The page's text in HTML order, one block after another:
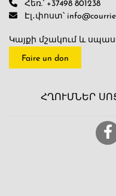
Հեռ.՝ +37498 801238
Էլ․փոստ՝
Կայքի մշակում և
Faire un don
ՀՂՈՒՄՆԵՐ